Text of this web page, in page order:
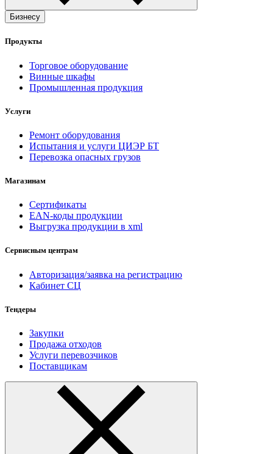
Бизнесу
Продукты
Торговое оборудование
Винные шкафы
Промышленная продукция
Услуги
Ремонт оборудования
Испытания и услуги ЦИЭР БТ
Перевозка опасных грузов
Магазинам
Сертификаты
EAN-коды продукции
Выгрузка продукции в xml
Сервисным центрам
Авторизация/заявка на регистрацию
Кабинет СЦ
Тендеры
Закупки
Продажа отходов
Услуги перевозчиков
Поставщикам